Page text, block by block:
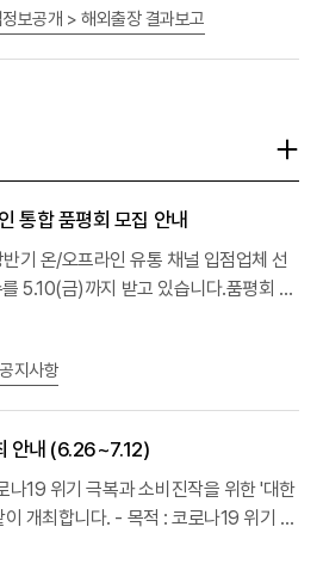
보공개 > 해외출장 결과보고
통합 품평회 모집 안내
기 온/오프라인 유통 채널 입점업체 선
5.10(금)까지 받고 있습니다.품평회 참
원 등 혜택 부여 예정접수방법과 세부사
지사항
안내 (6.26~7.12)
나19 위기 극복과 소비진작을 위한 '대한
개최합니다.​ - 목적 : 코로나19 위기 극
에서 소상공인까지 참여하는 민간 협력